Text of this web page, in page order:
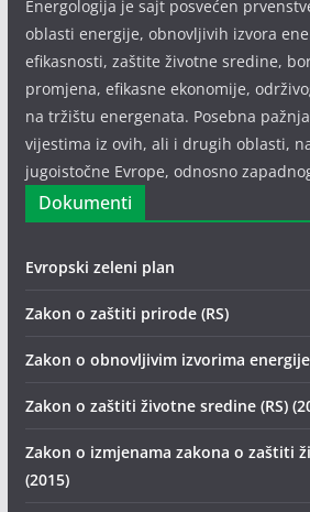
Energologija je sajt posvećen
oblasti energije, obnovljivih izvora
efikasnosti, zaštite životne sredine,
promjena, efikasne ekonomije,
na tržištu energenata. Posebna
vijestima iz ovih, ali i drugih oblasti,
jugoistočne Evrope, odnosno
Dokumenti
Evropski zeleni plan
Zakon o zaštiti prirode (RS)
Zakon o obnovljivim izvorima energije
Zakon o zaštiti životne sredine (RS)
Zakon o izmjenama zakona o zaštiti
(2015)